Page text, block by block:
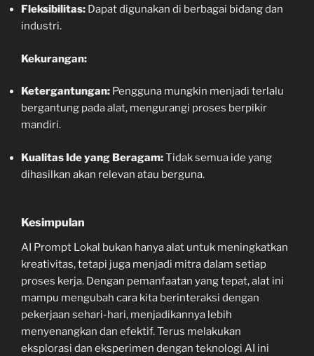
Fleksibilitas: Dapat digunakan di berbagai bidang dan
industri.
Kekurangan:
Ketergantungan: Pengguna mungkin menjadi terlalu
bergantung pada alat, mengurangi proses berpikir
mandiri.
Kualitas Ide yang Beragam:Tidak semua ide yang
dihasilkan akan relevan atau berguna.
Kesimpulan
AI Prompt Lokal bukan hanya alat untuk meningkatkan
kreativitas, tetapi juga menjadi mitra dalam setiap
proses kerja. Dengan pemanfaatan yang tepat, alat ini
mampu mengubah cara kita berinteraksi dengan
pekerjaan sehari-hari, menjadikannya lebih
menyenangkan dan efektif. Terus melakukan
eksplorasi dan eksperimen dengan teknologi AI ini